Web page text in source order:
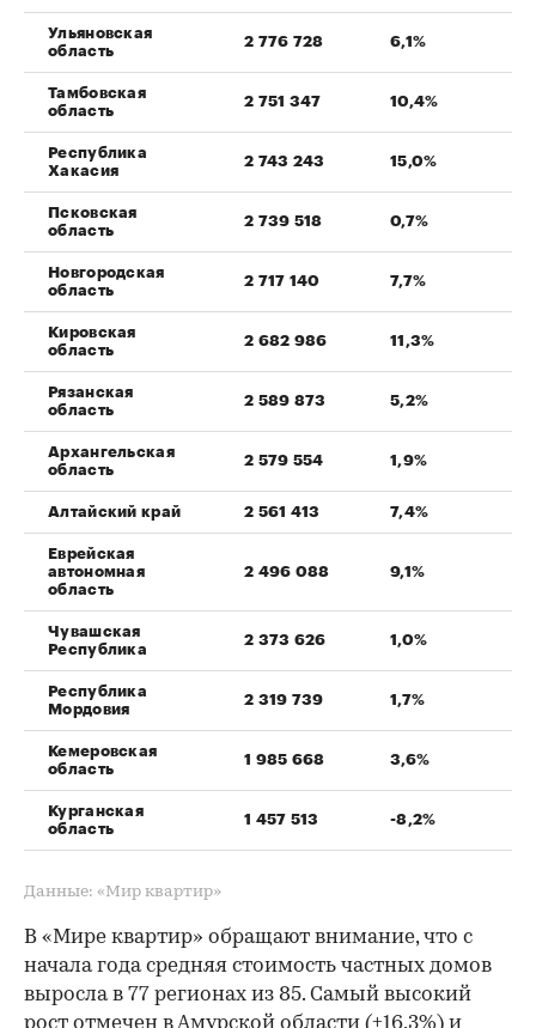
Ульяновская
область
2 776 728 6,1%
Тамбовская
область
2 751 347 10,4%
Республика
Хакасия
2 743 243 15,0%
Псковская
область
2 739 518 0,7%
Новгородская
область
2 717 140 7,7%
Кировская
область
2 682 986 11,3%
Рязанская
область
2 589 873 5,2%
Архангельская
область
2 579 554 1,9%
Алтайский край 2 561 413 7,4%
Еврейская
автономная
область
2 496 088 9,1%
Чувашская
Республика
2 373 626 1,0%
Республика
Мордовия
2 319 739 1,7%
Кемеровская
область
1 985 668 3,6%
Курганская
область
1 457 513 -8,2%
Данные: «Мир квартир»
В «Мире квартир» обращают внимание, что с
начала года средняя стоимость частных домов
выросла в 77 регионах из 85. Самый высокий
рост отмечен в Амурской области (+16,3%) и